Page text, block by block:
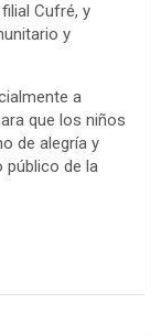
Cufré, y
y
a
que los niños
de alegría y
público de la